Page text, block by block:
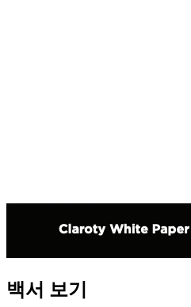
백서 보기